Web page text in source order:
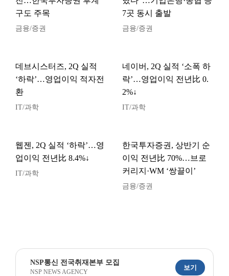
구도 주목
금융/증권
7곳 동시 출발
금융/증권
데브시스터즈, 2Q 실적
‘하락’…영업이익 적자전
환
IT/과학
네이버, 2Q 실적 ‘소폭 하
락’…영업이익 전년比 0.
2%↓
IT/과학
웹젠, 2Q 실적 ‘하락’…영
업이익 전년比 8.4%↓
IT/과학
한국투자증권, 상반기 순
이익 전년比 70%…브로
커리지·WM ‘쌍끌이’
금융/증권
NSP통신 전국취재본부 모집
NSP NEWS AGENCY
보기